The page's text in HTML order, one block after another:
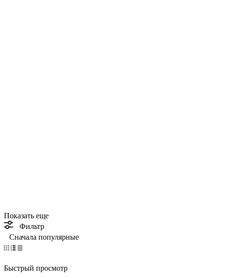
Показать еще
Фильтр
Сначала популярные
Быстрый просмотр